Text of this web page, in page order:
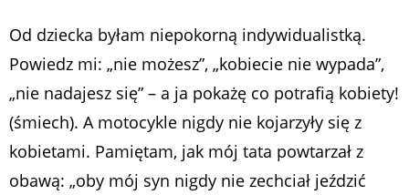
Od dziecka byłam niepokorną indywidualistką.
Powiedz mi: „nie możesz”, „kobiecie nie wypada”,
„nie nadajesz się” – a ja pokażę co potrafią kobiety!
(śmiech). A motocykle nigdy nie kojarzyły się z
kobietami. Pamiętam, jak mój tata powtarzał z
obawą: „oby mój syn nigdy nie zechciał jeździć